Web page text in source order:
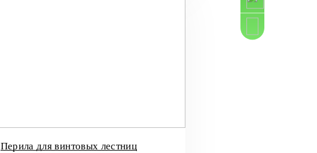
Перила для винтовых лестниц